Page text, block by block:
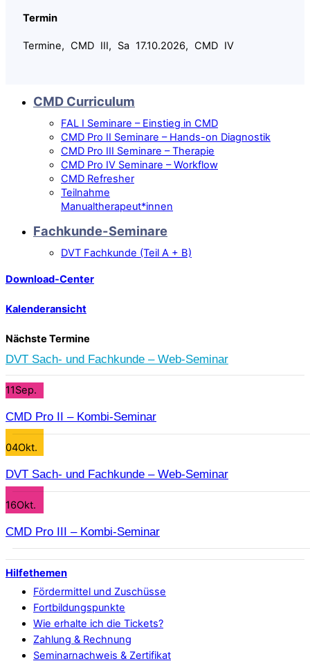
Termin
Termine, CMD III, Sa 17.10.2026, CMD IV
CMD Curriculum
FAL I Seminare – Einstieg in CMD
CMD Pro II Seminare – Hands-on Diagnostik
CMD Pro III Seminare – Therapie
CMD Pro IV Seminare – Workflow
CMD Refresher
Teilnahme
Manualtherapeut*innen
Fachkunde-Seminare
DVT Fachkunde (Teil A + B)
Download-Center
Kalenderansicht
Nächste Termine
DVT Sach- und Fachkunde – Web-Seminar
11Sep.
CMD Pro II – Kombi-Seminar
04Okt.
DVT Sach- und Fachkunde – Web-Seminar
16Okt.
CMD Pro III – Kombi-Seminar
Hilfethemen
Fördermittel und Zuschüsse
Fortbildungspunkte
Wie erhalte ich die Tickets?
Zahlung & Rechnung
Seminarnachweis & Zertifikat